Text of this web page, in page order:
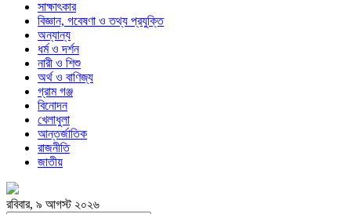
সাক্ষাৎকার
বিজ্ঞান, গবেষণা ও তথ্য প্রযুক্তি
অন্যান্য
ধর্ম ও দর্শন
নারী ও শিশু
অর্থ ও বাণিজ্য
গ্রাম গঞ্জ
বিনোদন
খেলাধুলা
আন্তর্জাতিক
রাজনীতি
জাতীয়
রবিবার, ৯ আগস্ট ২০২৬